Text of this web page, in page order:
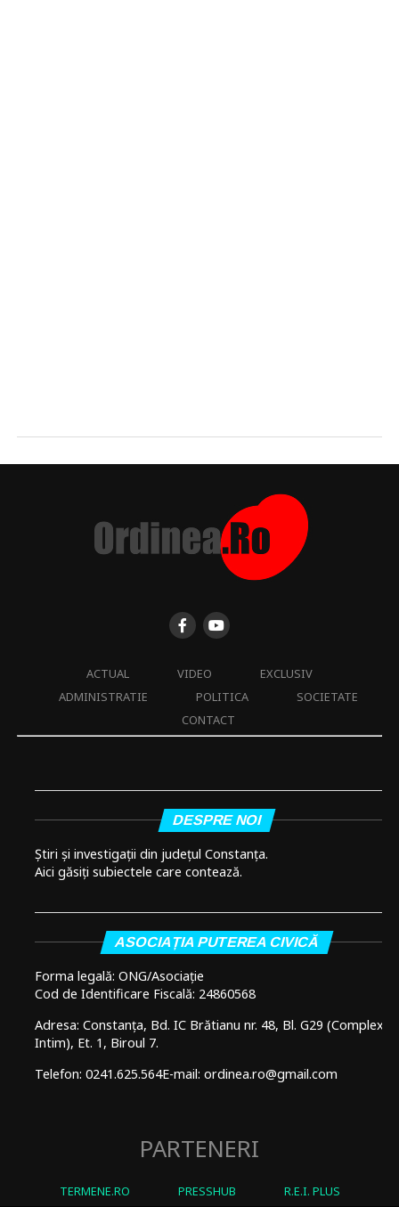
ACTUAL VIDEO
EXCLUSIV
ADMINISTRATIE
POLITICA
SOCIETATE
CONTACT
DESPRE NOI
Știri și investigații din județul Constanța.
Aici găsiți subiectele care contează.
ASOCIAȚIA PUTEREA CIVICĂ
Forma legală: ONG/Asociație
Cod de Identificare Fiscală: 24860568
Adresa: Constanța, Bd. IC Brătianu nr. 48, Bl. G29 (Complex
Intim), Et. 1, Biroul 7.
Telefon: 0241.625.564E-mail: ordinea.ro@gmail.com
PARTENERI
TERMENE.RO PRESSHUB R.E.I. PLUS